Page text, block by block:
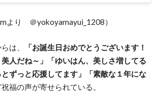
より ＠yokoyamayui_1208）
は、
「お誕生日おめでとうございます！
人だね～」「ゆいはん、美しさ増してる
ずっと応援してます」「素敵な１年にな
福の声が寄せられている。